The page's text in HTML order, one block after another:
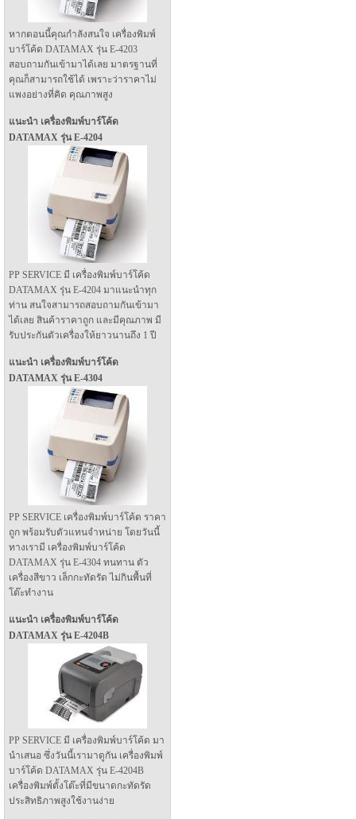
หากตอนนี้คุณกำลังสนใจ เครื่องพิมพ์
บาร์โค้ด DATAMAX รุ่น E-4203
สอบถามกันเข้ามาได้เลย มาตรฐานที่
คุณก็สามารถใช้ได้ เพราะว่าราคาไม่
แพงอย่างที่คิด คุณภาพสูง
แนะนำ เครื่องพิมพ์บาร์โค้ด
DATAMAX รุ่น E-4204
PP SERVICE มี เครื่องพิมพ์บาร์โค้ด
DATAMAX รุ่น E-4204 มาแนะนำทุก
ท่าน สนใจสามารถสอบถามกันเข้ามา
ได้เลย สินค้าราคาถูก และมีคุณภาพ มี
รับประกันตัวเครื่องให้ยาวนานถึง 1 ปี
แนะนำ เครื่องพิมพ์บาร์โค้ด
DATAMAX รุ่น E-4304
PP SERVICE เครื่องพิมพ์บาร์โค้ด ราคา
ถูก พร้อมรับตัวแทนจำหน่าย โดยวันนี้
ทางเรามี เครื่องพิมพ์บาร์โค้ด
DATAMAX รุ่น E-4304 ทนทาน ตัว
เครื่องสีขาว เล็กกะทัดรัด ไม่กินพื้นที่
โต๊ะทำงาน
แนะนำ เครื่องพิมพ์บาร์โค้ด
DATAMAX รุ่น E-4204B
PP SERVICE มี เครื่องพิมพ์บาร์โค้ด มา
นำเสนอ ซึ่งวันนี้เรามาดูกัน เครื่องพิมพ์
บาร์โค้ด DATAMAX รุ่น E-4204B
เครื่องพิมพ์ตั้งโต๊ะที่มีขนาดกะทัดรัด
ประสิทธิภาพสูงใช้งานง่าย